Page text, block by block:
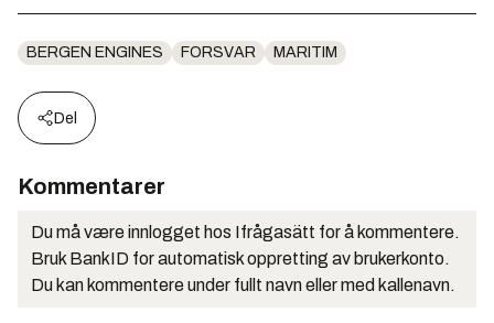
BERGEN ENGINES FORSVAR MARITIM
Del
Kommentarer
Du må være innlogget hos Ifrågasätt for å kommentere.
Bruk BankID for automatisk oppretting av brukerkonto.
Du kan kommentere under fullt navn eller med kallenavn.